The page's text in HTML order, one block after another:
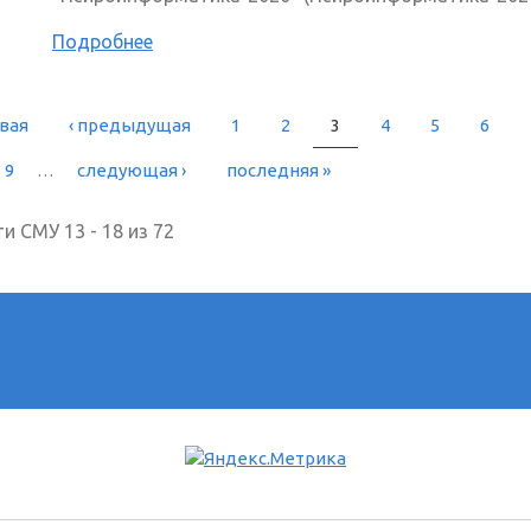
Подробнее
‹ предыдущая 1 2 3 4 5 6
9 … следующая › последняя »
СМУ 13 - 18 из 72